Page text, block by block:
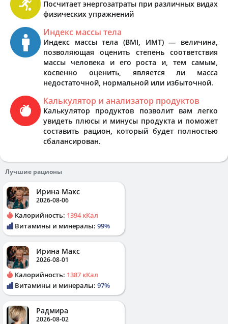
Посчитает энергозатраты при различных видах
физических упражнений
Индекс массы тела
Индекс массы тела (BMI, ИМТ) — величина,
позволяющая оценить степень соответствия
массы человека и его роста и, тем самым,
косвенно оценить, является ли масса
недостаточной, нормальной или избыточной.
Калькулятор и анализатор продуктов
Калькулятор продуктов позволит вам легко
увидеть плюсы и минусы продукта и поможет
составить рацион, который будет полностью
сбалансирован.
Лучшие рационы
Ирина Макс
2026-08-06
Калорийность: 1394 кКал
Витамины и минералы: 99%
Ирина Макс
2026-08-01
Калорийность: 1387 кКал
Витамины и минералы: 97%
Радмира
2026-08-02